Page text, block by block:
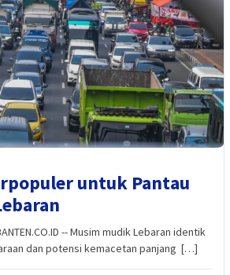
untuk Pantau
-- Musim mudik Lebaran identik
dan potensi kemacetan panjang […]